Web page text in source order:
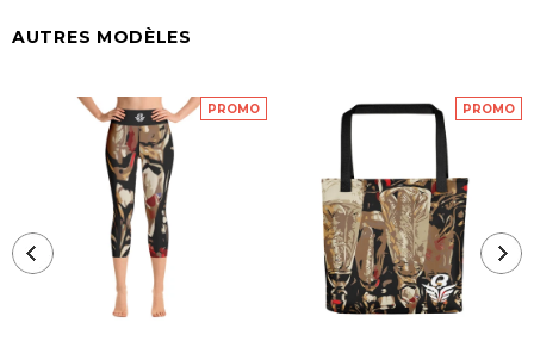
AUTRES MODÈLES
PROMO PROMO